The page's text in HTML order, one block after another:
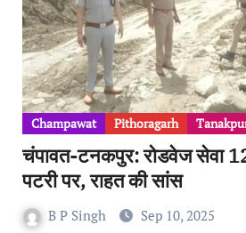
Champawat Pithoragarh
चंपावत-टनकपुर: रोडवेज सेवा
पटरी पर, राहत की सांस
B P Singh Sep 10, 2025